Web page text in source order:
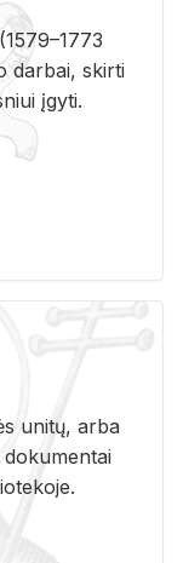
darbai, skirti
įgyti.
unitų, arba